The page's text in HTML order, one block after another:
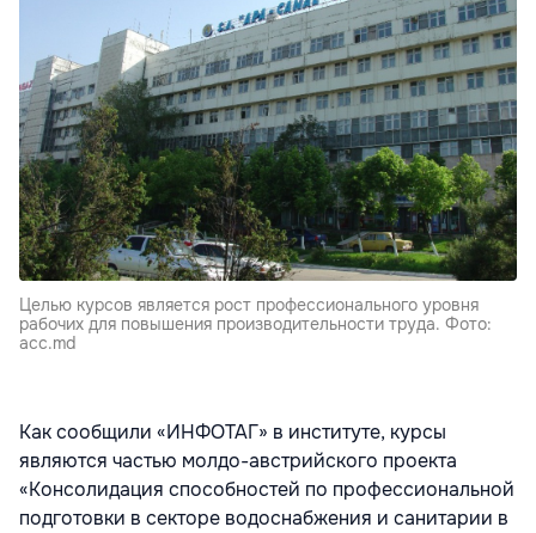
Целью курсов является рост профессионального уровня
рабочих для повышения производительности труда. Фото:
acc.md
Как сообщили «ИНФОТАГ» в институте, курсы
являются частью молдо-австрийского проекта
«Консолидация способностей по профессиональной
подготовки в секторе водоснабжения и санитарии в